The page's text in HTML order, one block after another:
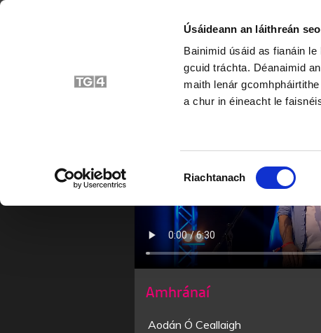
Úsáideann an láithreán
Bainimid úsáid as fianáin
gcuid tráchta. Déanaimid
maith lenár
a chur in éineacht le
Riachtanach
Amhránaí
Aodán Ó Ceallaigh